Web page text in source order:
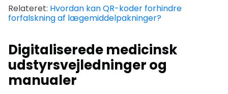
Relateret: Hvordan kan QR-koder forhindre
forfalskning af lægemiddelpakninger?
Digitaliserede medicinsk
udstyrsvejledninger og
manualer